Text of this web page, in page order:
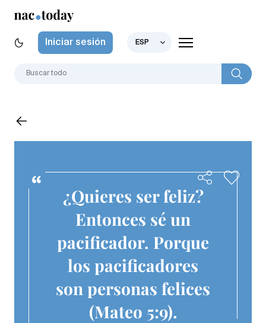
Iniciar sesión ESP
¿Quieres ser feliz?
Entonces sé un
pacificador. Porque
los pacificadores
son personas felices
(Mateo 5:9).